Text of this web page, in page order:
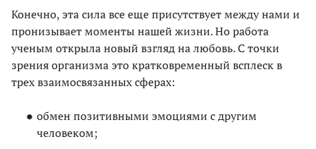
Конечно, эта сила все еще присутствует между нами и
пронизывает моменты нашей жизни. Но работа
ученым открыла новый взгляд на любовь. С точки
зрения организма это кратковременный всплеск в
трех взаимосвязанных сферах:
обмен позитивными эмоциями с другим
человеком;